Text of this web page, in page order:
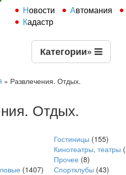
Новости
Автомания
Кадастр
Категории»
» Развлечения. Отдых.
Отдых.
Гостиницы (155)
Кинотеатры, театры
Прочее (8)
(1407) Спортклубы (43)